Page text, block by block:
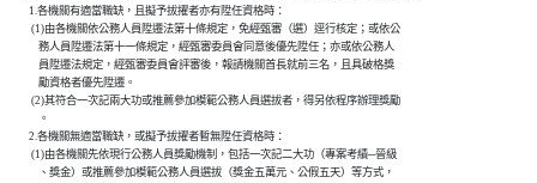
          1.各機關有適當職缺，且擬予拔擢者亦有陞任資格時：
           (1)由各機關依公務人員陞遷法第十條規定，免經甄審（選）逕行核定；或依公
              務人員陞遷法第十一條規定，經甄審委員會同意後優先陞任；亦或依公務人
              員陞遷法規定，經甄審委員會評審後，報請機關首長就前三名，且具破格獎
              勵資格者優先陞遷。
           (2)其符合一次記兩大功或推薦參加模範公務人員選拔者，得另依程序辦理獎勵
              。
          2.各機關無適當職缺，或擬予拔擢者暫無陞任資格時：
           (1)由各機關先依現行公務人員獎勵機制，包括一次記二大功（專案考績─晉級
              、獎金）或推薦參加模範公務人員選拔（獎金五萬元、公假五天）等方式，